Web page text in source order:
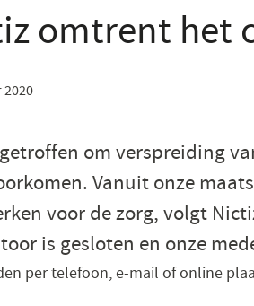
omtrent het
2020
om verspreiding
Vanuit onze
voor de zorg, volgt
is gesloten en onze
per telefoon, e-mail of online